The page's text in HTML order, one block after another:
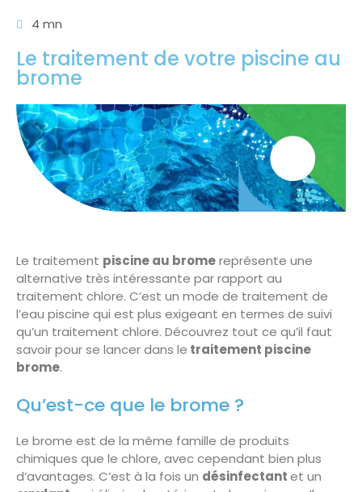
4 mn
Le traitement de votre piscine au
brome
Le traitement piscine au bromereprésente une
alternative très intéressante par rapport au
traitement chlore. C’est un mode de traitement de
l’eau piscine qui est plus exigeant en termes de suivi
qu’un traitement chlore. Découvrez tout ce qu’il faut
savoir pour se lancer dans le traitement piscine
brome.
Qu’est-ce que le brome ?
Le brome est de la même famille de produits
chimiques que le chlore, avec cependant bien plus
d’avantages. C’est à la fois un désinfectantet un